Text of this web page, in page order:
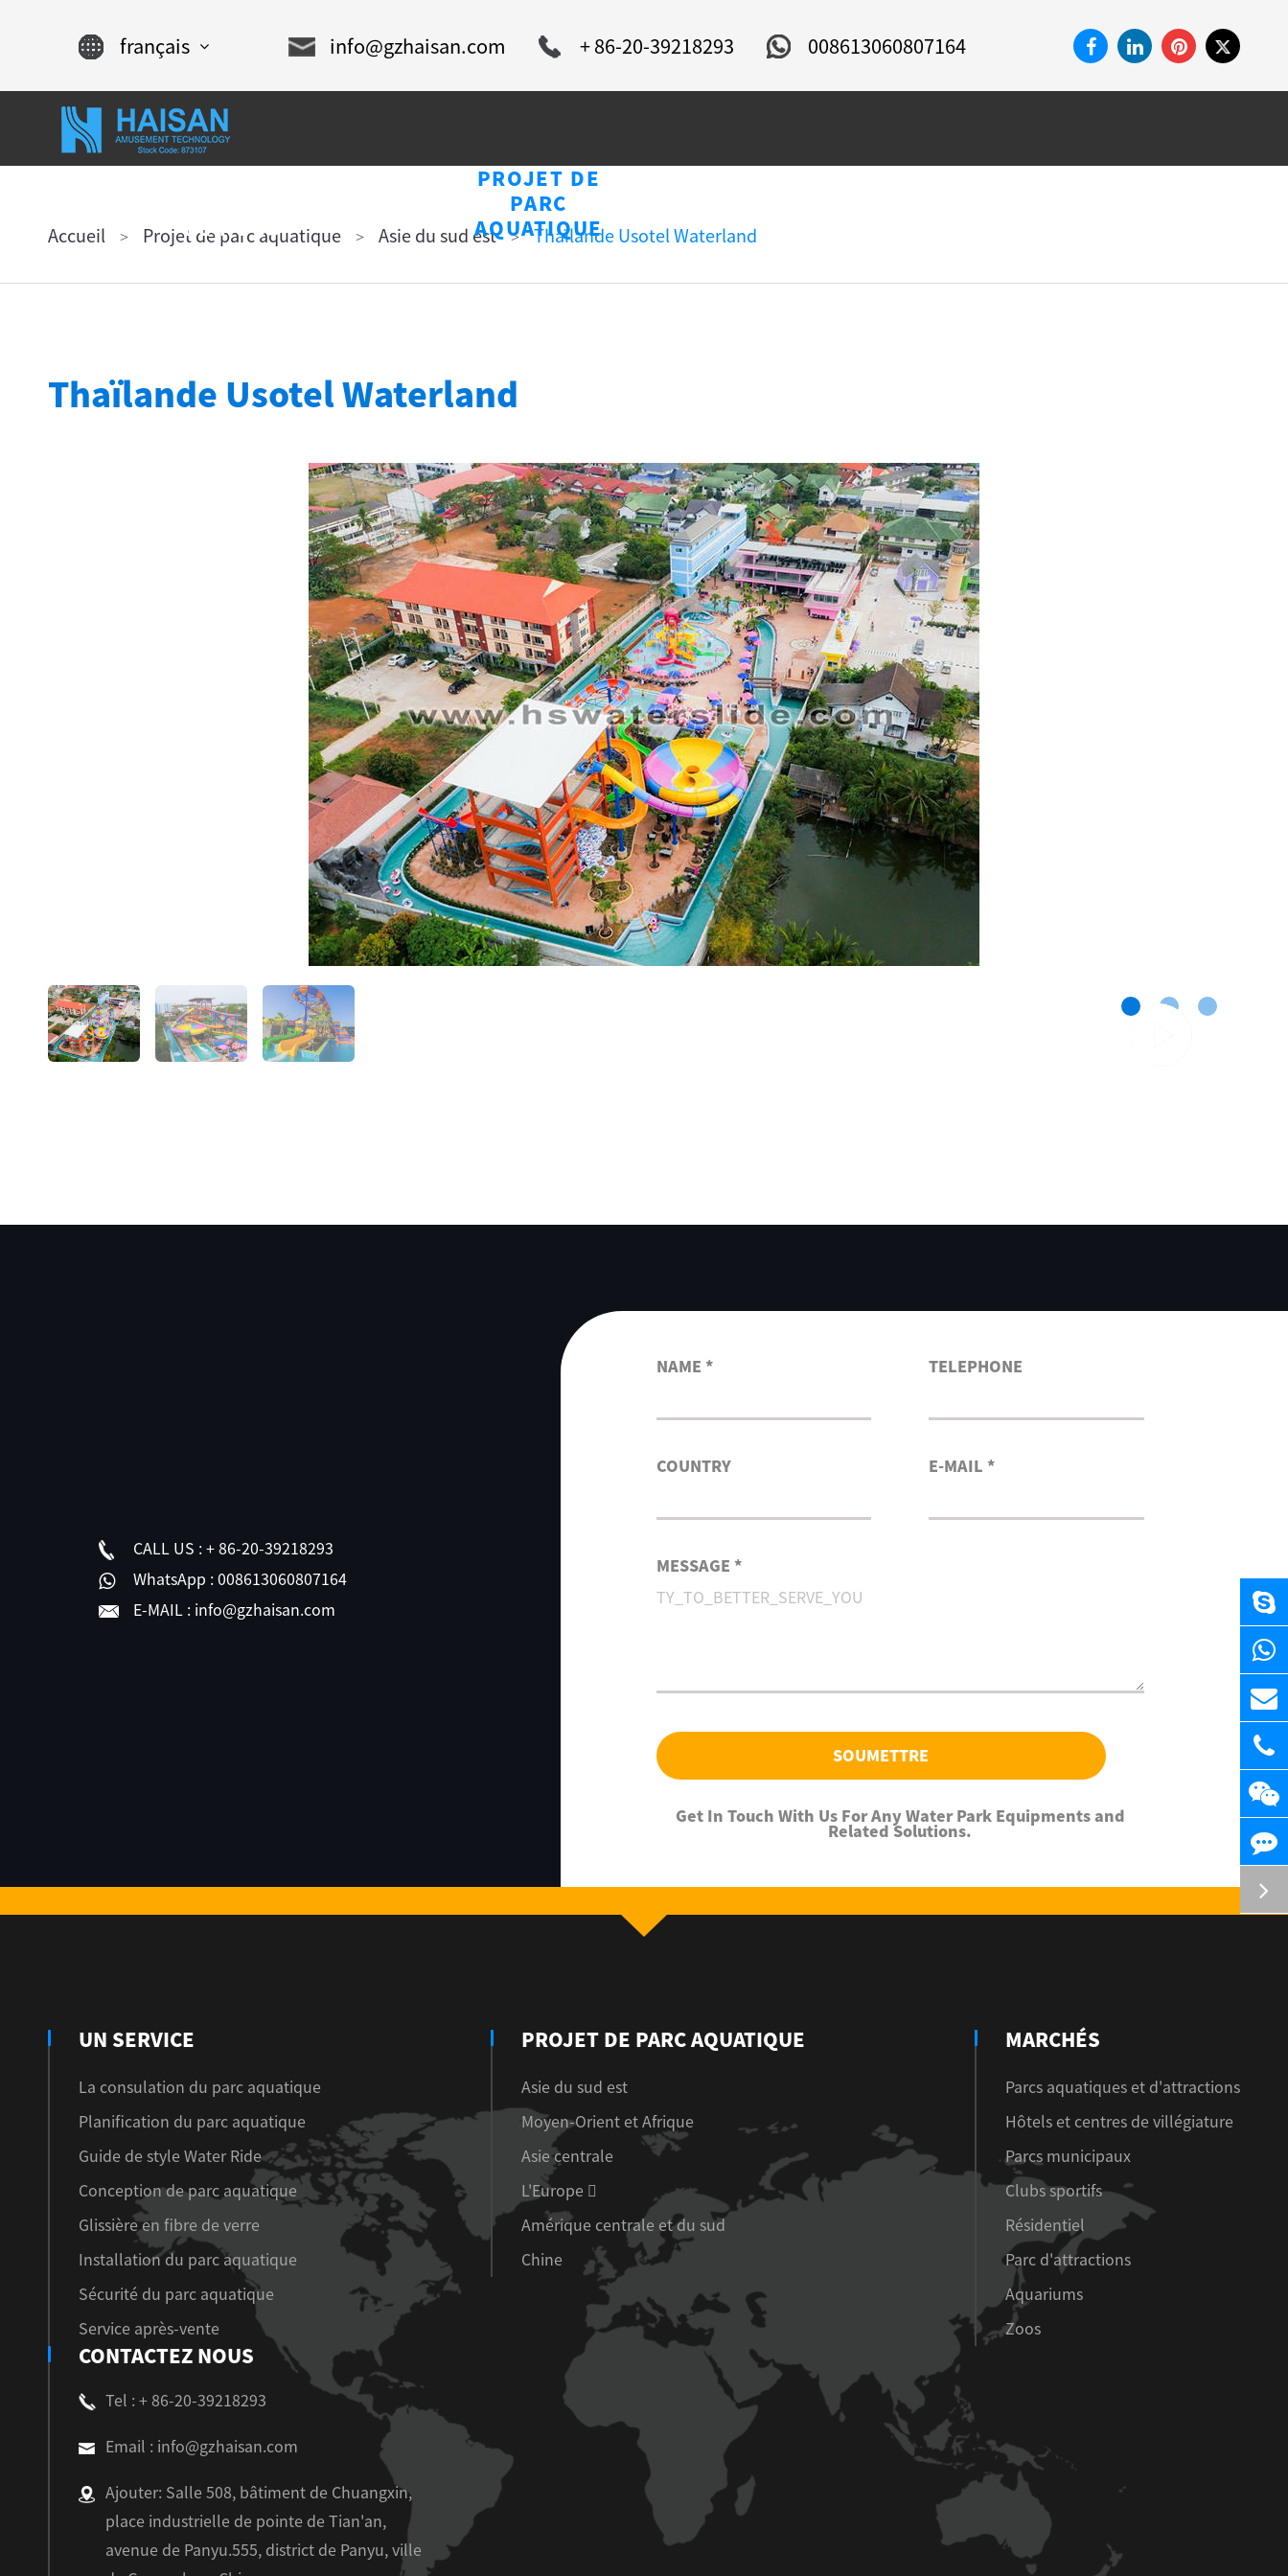
français
Chinese
Español
info@gzhaisan.com + 86-20-39218293 008613060807164
DE NOUS
PROJET DE
PARC
AQUATIQUE
Accueil Projet de parc aquatique Asie du sud est Thaïlande Usotel Waterland
Thaïlande Usotel Waterland
CALL US :+ 86-20-39218293
WhatsApp :008613060807164
E-MAIL :info@gzhaisan.com
NAME * TELEPHONE
COUNTRY E-MAIL *
MESSAGE *
SOUMETTRE
Get In Touch With Us For Any Water Park Equipments and
Related Solutions.
UN SERVICE
La consulation du parc aquatique
Planification du parc aquatique
Guide de style Water Ride
Conception de parc aquatique
Glissière en fibre de verre
Installation du parc aquatique
Sécurité du parc aquatique
Service après-vente
PROJET DE PARC AQUATIQUE
Asie du sud est
Moyen-Orient et Afrique
Asie centrale
L'Europe 
Amérique centrale et du sud
Chine
MARCHÉS
Parcs aquatiques et d'attractions
Hôtels et centres de villégiature
Parcs municipaux
Clubs sportifs
Résidentiel
Parc d'attractions
Aquariums
Zoos
CONTACTEZ NOUS
Tel : + 86-20-39218293
Email : info@gzhaisan.com
Ajouter: Salle 508, bâtiment de Chuangxin,
place industrielle de pointe de Tian'an,
avenue de Panyu.555, district de Panyu, ville